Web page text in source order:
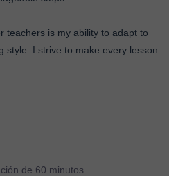
teachers is my ability to adapt to
style. I strive to make every lesson
de 60 minutos